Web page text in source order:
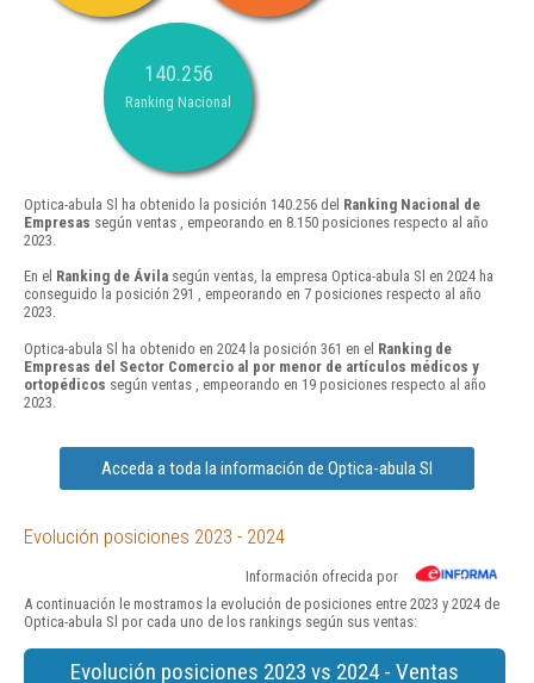
140.256
Ranking Nacional
Optica-abula Sl ha obtenido la posición 140.256 del Ranking Nacional de
Empresas según ventas , empeorando en 8.150 posiciones respecto al año
2023.
En el Ranking de Ávila según ventas, la empresa Optica-abula Sl en 2024 ha
conseguido la posición 291 , empeorando en 7 posiciones respecto al año
2023.
Optica-abula Sl ha obtenido en 2024 la posición 361 en el Ranking de
Empresas del Sector Comercio al por menor de artículos médicos y
ortopédicos según ventas , empeorando en 19 posiciones respecto al año
2023.
Acceda a toda la información de Optica-abula Sl
Evolución posiciones 2023 - 2024
Información ofrecida por
A continuación le mostramos la evolución de posiciones entre 2023 y 2024 de
Optica-abula Sl por cada uno de los rankings según sus ventas:
Evolución posiciones 2023 vs 2024 - Ventas